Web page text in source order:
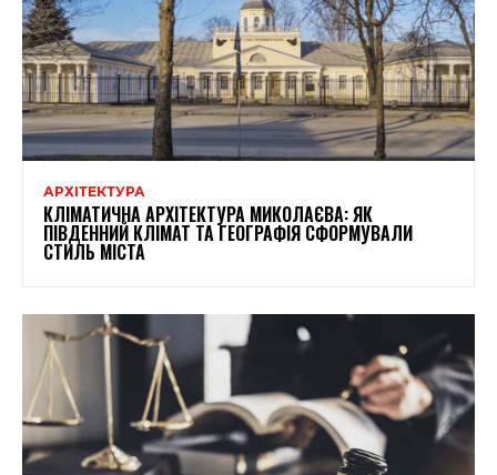
АРХІТЕКТУРА
КЛІМАТИЧНА АРХІТЕКТУРА МИКОЛАЄВА: ЯК
ПІВДЕННИЙ КЛІМАТ ТА ГЕОГРАФІЯ СФОРМУВАЛИ
СТИЛЬ МІСТА